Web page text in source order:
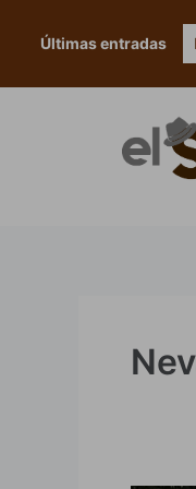
Últimas entradas